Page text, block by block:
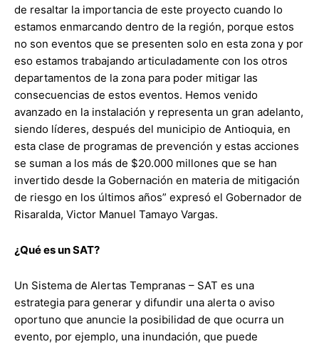
de resaltar la importancia de este proyecto cuando lo
estamos enmarcando dentro de la región, porque estos
no son eventos que se presenten solo en esta zona y por
eso estamos trabajando articuladamente con los otros
departamentos de la zona para poder mitigar las
consecuencias de estos eventos. Hemos venido
avanzado en la instalación y representa un gran adelanto,
siendo líderes, después del municipio de Antioquia, en
esta clase de programas de prevención y estas acciones
se suman a los más de $20.000 millones que se han
invertido desde la Gobernación en materia de mitigación
de riesgo en los últimos años” expresó el Gobernador de
Risaralda, Victor Manuel Tamayo Vargas.
¿Qué es un SAT?
Un Sistema de Alertas Tempranas – SAT es una
estrategia para generar y difundir una alerta o aviso
oportuno que anuncie la posibilidad de que ocurra un
evento, por ejemplo, una inundación, que puede